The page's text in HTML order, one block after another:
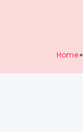
Home»